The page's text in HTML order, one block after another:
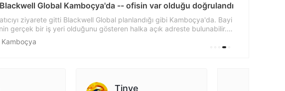
Facebook
https://www.facebook.com/BlackwellGlobal/
Global Kamboçya'da -- ofisin var olduğu doğrulandı
ziyarete gitti Blackwell Global planlandığı gibi Kamboçya'da. Bayi
gerçek bir iş yeri olduğunu gösteren halka açık adreste bulunabilir.
daha fazla ziyaret için şirkete giremediler, bu nedenle işin
bilinmiyor. yatırımcılardan dikkatli bir değerlendirmeden sonra
Kamboçya
Tinye